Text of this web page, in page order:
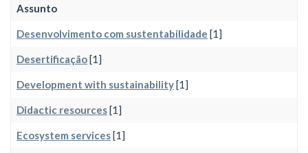
Assunto
Desenvolvimento com sustentabilidade [1]
Desertificação[1]
Development with sustainability[1]
Didactic resources[1]
Ecosystem services[1]